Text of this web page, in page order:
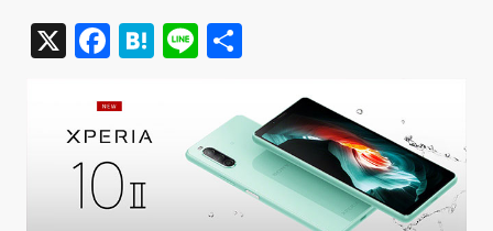
X Facebook
Hatena
Line